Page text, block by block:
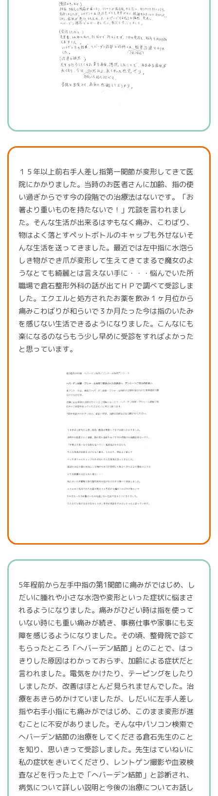
１５年以上前右手人差し指第一関節が変形してきて医
院にかかりました。当時のお医者さんに加齢、指の使
い過ぎからです今の段階での治療法はないです。「お
箸より重いものを持たないで！」冗談を言われまし
た。そんな生活が出来るはずもなく痛み、こわばり、
物はよく落とすペットボトルのキャップも外せないそ
んな生活を送ってきました。最近では左中指に水泡ら
しき物ができ爪が変形して生えてきてまるで魔女のよ
うなとても綺麗とは言えない手に・・・悩んでいた所
職場で倉石整形外科の話が出てＨＰで調べて受診しま
した。エクエルと処方されたお薬を飲み１ヶ月位から
痛みこわばりが和らいで３か月たった今は指のいたみ
を感じない生活できるようになりました。こんなにも
楽になるのならもう少し早めに受診をすればよかった
と思っています。
5年程前から左手中指の第1関節に痛みがではじめ、し
だいに腫れや小さな水泡や変形といった症状に悩まさ
れるようになりました。痛みがひどい時は指を使って
いない時にも重い痛みが続き、事務仕事や家事にも支
障を感じるようになりました。その頃、整骨院で診て
もらったところ「へバーデン結節」とのことで、はっ
きりした原因はわかっておらず、加齢による症状だと
言われました。電気をかけたり、テーピングをしたり
しましたが、改善はほとんど見られませんでした。治
療をあきらめかけていましたが、しだいに左手人差し
指や右手小指にも痛みがではじめ、このまま変形が進
むことに不安がありました。そんな中パソコン検索で
へバーデン結節の治療をしてくださる倉石先生のこと
を知り、思いきって受診しました。先生はていねいに
私の症状をきいてくださり、レントゲン撮影や血液検
査などを行った上で「へバーデン結節」と診断され、
病気について詳しい説明と今後の治療についてお話し